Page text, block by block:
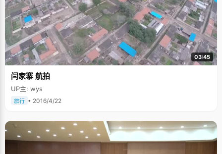
03:45
闫家寨 航拍
UP主: wys
旅行 • 2016/4/22